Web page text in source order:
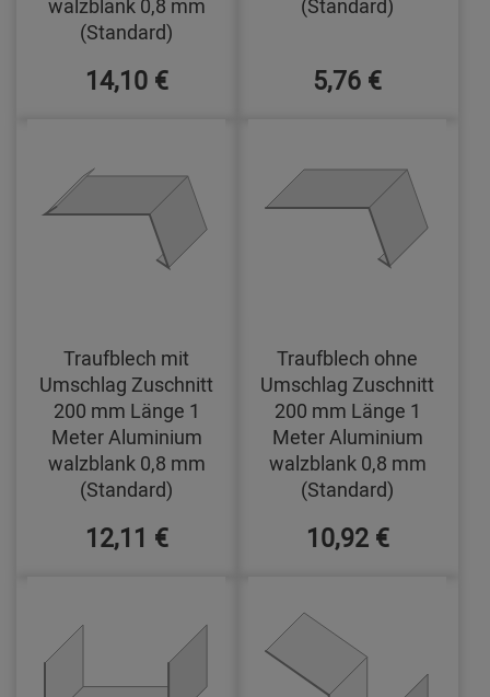
walzblank 0,8 mm
(Standard)
14,10 €
(Standard)
5,76 €
Traufblech mit
Umschlag Zuschnitt
200 mm Länge 1
Meter Aluminium
walzblank 0,8 mm
(Standard)
12,11 €
Traufblech ohne
Umschlag Zuschnitt
200 mm Länge 1
Meter Aluminium
walzblank 0,8 mm
(Standard)
10,92 €